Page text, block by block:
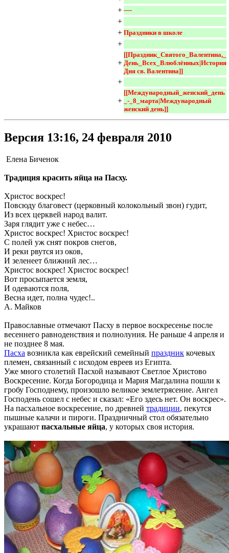
+ ----
+
+ Праздники в школе
+
+
[[Праздник_Святого_Валентина,_
День_Всех_Влюблённых|История
Дня св. Валентина]]
+
+
[[Международный_женский_день
_-_8_марта|Международный
женский день]]
Версия 13:16, 24 февраля 2010
Елена Биченок
Традиция красить яйца на Пасху.
Христос воскрес!
Повсюду благовест (церковный колокольный звон) гудит,
Из всех церквей народ валит.
Заря глядит уже с небес…
Христос воскрес! Христос воскрес!
С полей уж снят покров снегов,
И реки рвутся из оков,
И зеленеет ближний лес…
Христос воскрес! Христос воскрес!
Вот просыпается земля,
И одеваются поля,
Весна идет, полна чудес!..
А. Майков
Православные отмечают Пасху в первое воскресенье после
весеннего равноденствия и полнолуния. Не раньше 4 апреля и
не позднее 8 мая.
Пасха возникла как еврейский семейный праздник кочевых
племен, связанный с исходом евреев из Египта.
Уже много столетий Пасхой называют Светлое Христово
Воскресение. Когда Богородица и Мария Магдалина пошли к
гробу Господнему, произошло великое землетрясение. Ангел
Господень сошел с небес и сказал: «Его здесь нет. Он воскрес».
На пасхальное воскресение, по древней традиции, пекутся
пышные калачи и пироги. Праздничный стол обязательно
украшают пасхальные яйца, у которых своя история.